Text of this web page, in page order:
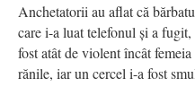
Anchetatorii au aflat că
care i-a luat telefonul și a
fost atât de violent încât
rănile, iar un cercel i-a fost